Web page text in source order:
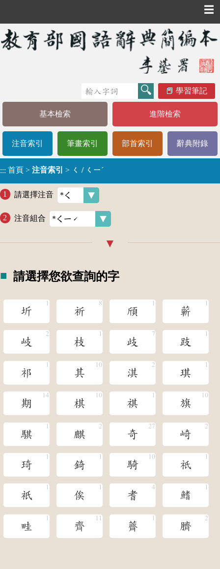
☰
學習筆記
基本檢索 進階檢索
注音索引 筆畫索引 部首索引 辭典附錄
::: 首頁 > 注音索引 > ㄑ / ㄑㄧˊ
請選擇注音
注音組合
請選擇您欲查詢的字
圻 祈 頎 蘄
岐 枝 歧 跂
祁 其 淇 琪
期 棋 祺 旗
騏 麒 奇 崎
琦 錡 騎 祇
衹 俟 耆 鰭
畦 齊 薺 臍